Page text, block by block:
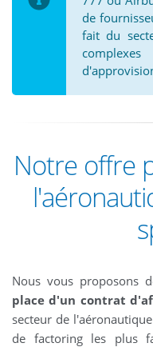
de
fait du
Notre offre
Nous vous proposons
place d'un contrat
secteur de
de factoring les plus